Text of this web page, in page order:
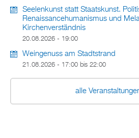
Seelenkunst statt Staatskunst.
Renaissancehumanismus und
Kirchenverständnis
20.08.2026 - 19:00
Weingenuss am Stadtstrand
21.08.2026 - 17:00 bis 22:00
alle